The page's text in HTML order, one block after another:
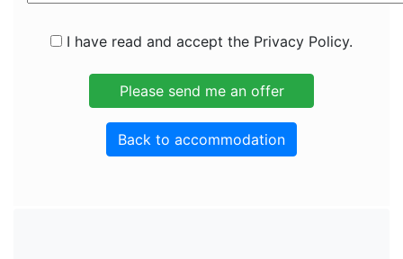
I have read and accept the Privacy Policy.
Back to accommodation